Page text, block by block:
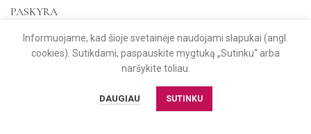
PASKYRA
Paskyra
Informuojame, kad šioje svetainėje naudojami slapukai (angl.
cookies). Sutikdami, paspauskite mygtuką „Sutinku“ arba
naršykite toliau.
DAUGIAU SUTINKU